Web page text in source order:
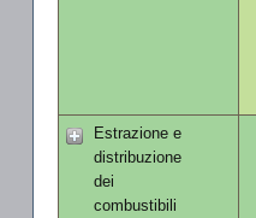
Estrazione e
distribuzione
dei
combustibili